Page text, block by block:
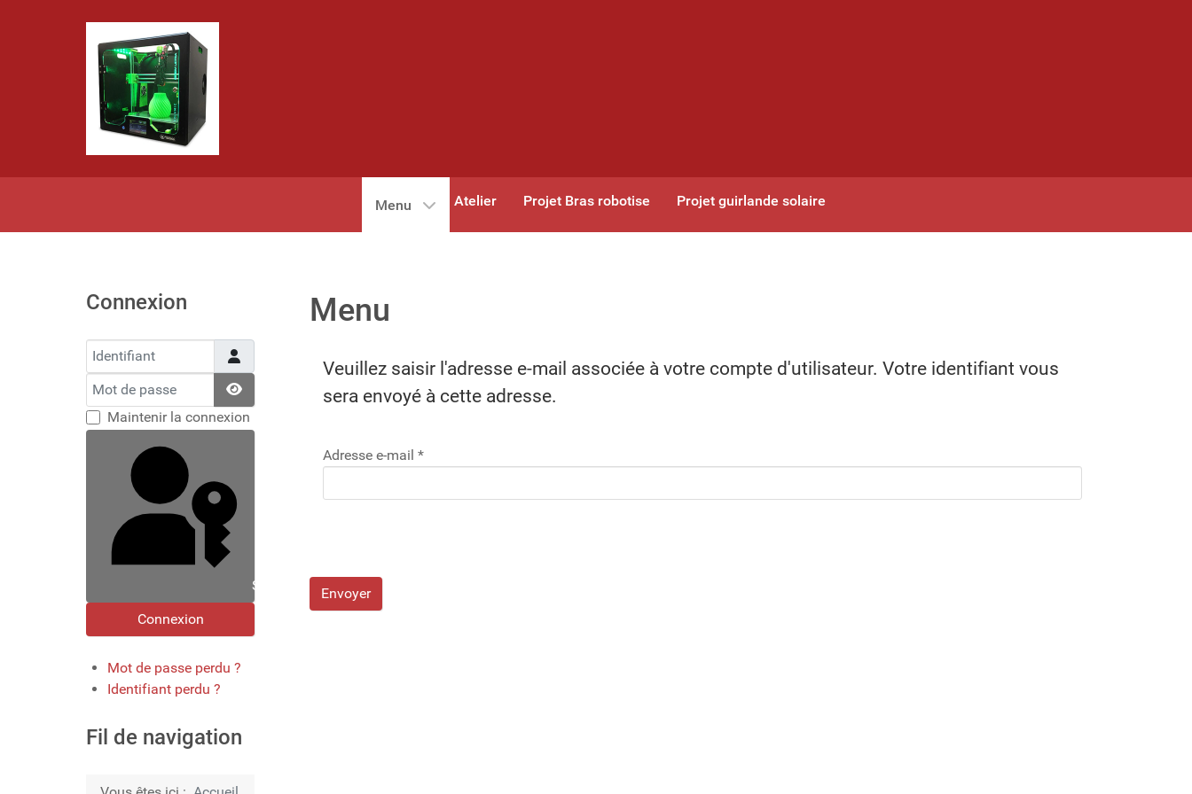
Menu Atelier Projet Bras robotise Projet guirlande solaire
Connexion
Identifiant
Mot de passe
Afficher le mot de passe
Maintenir la connexion
Se connecter avec une clé d'accès
Connexion
Mot de passe perdu ?
Identifiant perdu ?
Fil de navigation
Menu
Veuillez saisir l'adresse e-mail associée à votre compte d'utilisateur. Votre identifiant vous
sera envoyé à cette adresse.
Adresse e-mail *
Envoyer